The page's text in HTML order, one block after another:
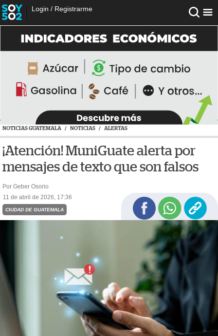
Login / Registrarme
NOTICIAS GUATEMALA / NOTICIAS / ALERTAS
¡Atención! MuniGuate alerta por
mensajes de texto que son falsos
Por Geber Osorio
11 de abril de 2026, 17:36
CIUDAD DE GUATEMALA